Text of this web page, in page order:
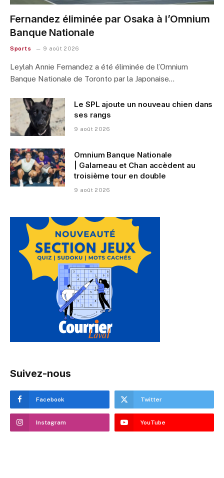
Fernandez éliminée par Osaka à l’Omnium
Banque Nationale
Sports 9 août 2026
Leylah Annie Fernandez a été éliminée de l’Omnium
Banque Nationale de Toronto par la Japonaise…
Le SPL ajoute un nouveau chien dans
ses rangs
9 août 2026
Omnium Banque Nationale
| Galarneau et Chan accèdent au
troisième tour en double
9 août 2026
Suivez-nous
Facebook Twitter
Instagram YouTube